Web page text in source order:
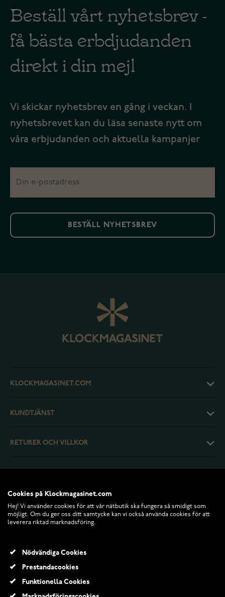
Beställ vårt nyhetsbrev -
få bästa erbdjudanden
direkt i din mejl
Vi skickar nyhetsbrev en gång i veckan. I
nyhetsbrevet kan du läsa senaste nytt om
våra erbjudanden och aktuella kampanjer
BESTÄLL NYHETSBREV
KLOCKMAGASINET.COM
KUNDTJÄNST
RETURER OCH VILLKOR
© 2026 Klockmagasinet.com
Cookies på Klockmagasinet.com
Hej! Vi använder cookies för att vår nätbutik ska fungera så smidigt som
möjligt. Om du ger oss ditt samtycke kan vi också använda cookies för att
leverera riktad marknadsföring.
Nödvändiga Cookies
Prestandacookies
Funktionella Cookies